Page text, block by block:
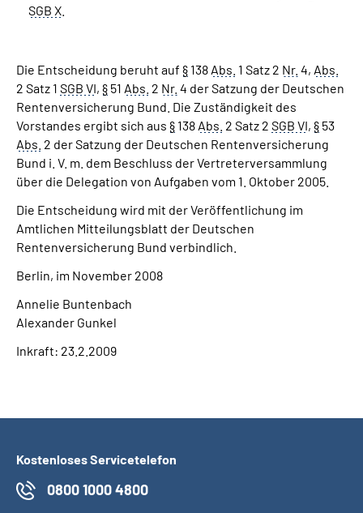
SGB X
Die Entscheidung beruht auf § 138 Abs. 1 Satz 2 Nr. 4, Abs.
2 Satz 1 SGB VI, § 51 Abs. 2 Nr. 4 der Satzung der Deutschen
Rentenversicherung Bund. Die Zuständigkeit des
Vorstandes ergibt sich aus § 138 Abs. 2 Satz 2 SGB VI, § 53
Abs. 2 der Satzung der Deutschen Rentenversicherung
Bund i. V. m. dem Beschluss der Vertreterversammlung
über die Delegation von Aufgaben vom 1. Oktober 2005.
Die Entscheidung wird mit der Veröffentlichung im
Amtlichen Mitteilungsblatt der Deutschen
Rentenversicherung Bund verbindlich.
Berlin, im November 2008
Annelie Buntenbach
Alexander Gunkel
Inkraft: 23.2.2009
Kostenloses Servicetelefon
0800 1000 4800